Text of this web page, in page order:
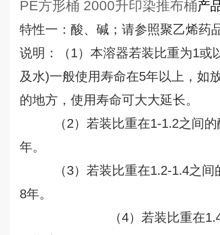
PE方形桶 2000升印染推布桶产
特性一：酸、碱；请参照聚乙烯药
说明：（1）本溶器若装比重为1或
及水)一般使用寿命在5年以上，如
的地方，使用寿命可大大延长。
（2）若装比重在1-1.2之间的
年。
（3）若装比重在1.2-1.4之间
8年。
（4）若装比重在1.4以